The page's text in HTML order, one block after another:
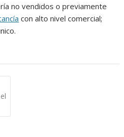
no vendidos o previamente
con alto nivel comercial;